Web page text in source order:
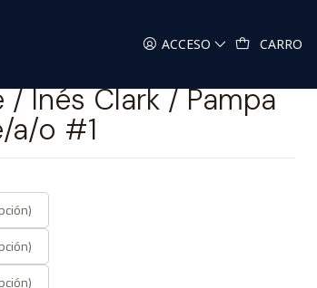
ACCESO CARRO
o #1
/ Inés Clark / Pampa
a/o #1